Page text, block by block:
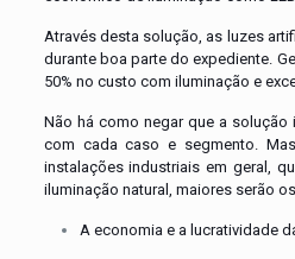
Através desta solução, as luzes
durante boa parte do expediente.
50% no custo com iluminação e
Não há como negar que a solução
com cada caso e segmento.
instalações industriais em geral,
iluminação natural, maiores serão
A economia e a lucratividade